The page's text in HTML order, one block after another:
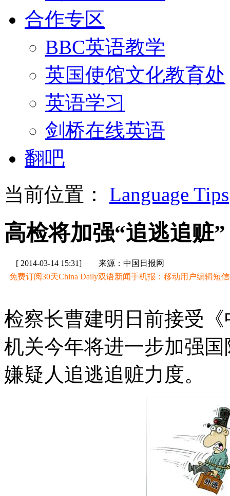
合作专区
BBC英语教学
英国使馆文化教育处
英语学习
剑桥在线英语
翻吧
当前位置： Language Tips
高检将加强“追逃追赃”
[ 2014-03-14 15:31]
来源：中国日报网
免费订阅30天China Daily双语新闻手机报：移动用户编辑短信
检察长曹建明日前接受
机关今年将进一步加强
嫌疑人追逃追赃力度。